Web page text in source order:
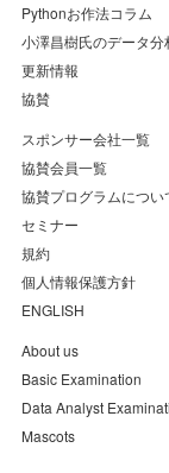
Pythonお作法コラム
小澤昌樹氏のデータ分
更新情報
協賛
スポンサー会社一覧
協賛会員一覧
協賛プログラムについ
セミナー
規約
個人情報保護方針
ENGLISH
About us
Basic Examination
Data Analyst
Mascots